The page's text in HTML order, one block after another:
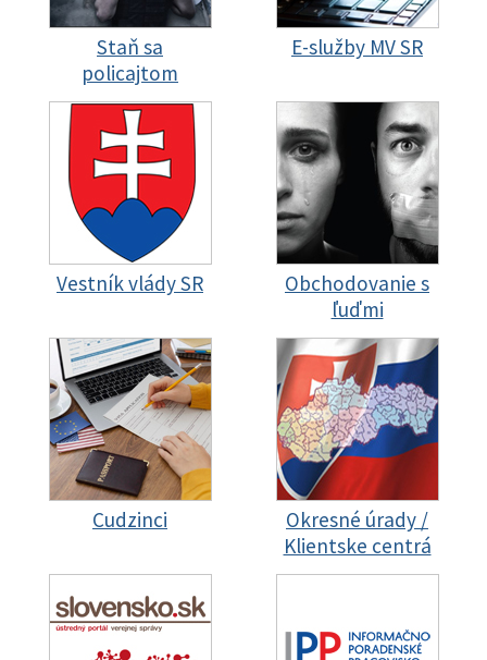
Staň sa
policajtom
E-služby MV SR
Vestník vlády SR
Obchodovanie s
ľuďmi
Cudzinci
Okresné úrady /
Klientske centrá